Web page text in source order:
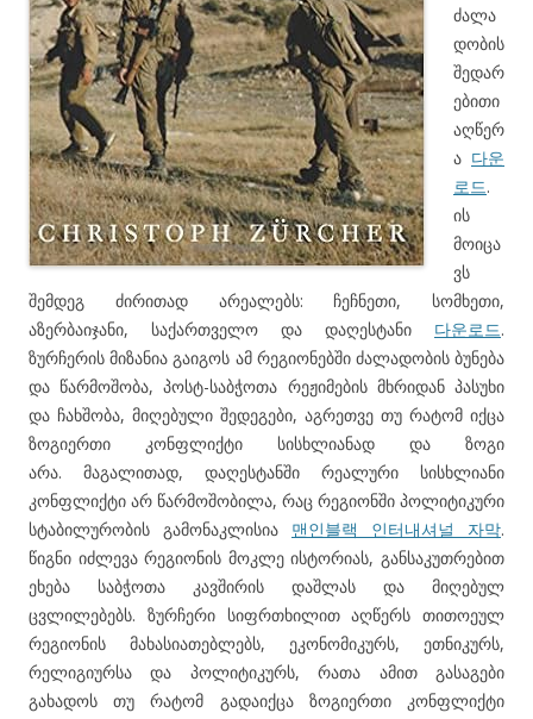
ძალა
დობის
შედარ
ებითი
აღწერ
ა 다운
로드.
ის
მოიცა
ვს
შემდეგ ძირითად არეალებს: ჩეჩნეთი, სომხეთი,
აზერბაიჯანი, საქართველო და დაღესტანი 다운로드.
ზურჩერის მიზანია გაიგოს ამ რეგიონებში ძალადობის ბუნება
და წარმოშობა, პოსტ-საბჭოთა რეჟიმების მხრიდან პასუხი
და ჩახშობა, მიღებული შედეგები, აგრეთვე თუ რატომ იქცა
ზოგიერთი კონფლიქტი სისხლიანად და ზოგი
არა. მაგალითად, დაღესტანში რეალური სისხლიანი
კონფლიქტი არ წარმოშობილა, რაც რეგიონში პოლიტიკური
სტაბილურობის გამონაკლისია 맨인블랙 인터내셔널 자막.
წიგნი იძლევა რეგიონის მოკლე ისტორიას, განსაკუთრებით
ეხება საბჭოთა კავშირის დაშლას და მიღებულ
ცვლილებებს. ზურჩერი სიფრთხილით აღწერს თითოეულ
რეგიონის მახასიათებლებს, ეკონომიკურს, ეთნიკურს,
რელიგიურსა და პოლიტიკურს, რათა ამით გასაგები
გახადოს თუ რატომ გადაიქცა ზოგიერთი კონფლიქტი